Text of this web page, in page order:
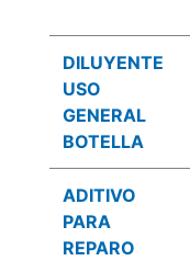
DILUYENTE
USO
GENERAL
BOTELLA
ADITIVO
PARA
REPARO